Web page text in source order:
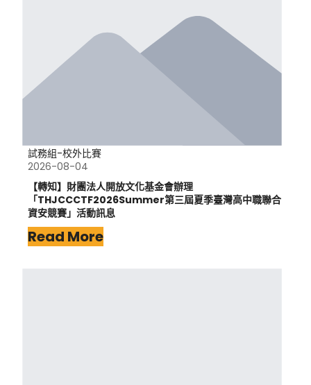
試務組-校外比賽
2026-08-04
【轉知】財團法人開放文化基金會辦理
「THJCCCTF2026Summer第三屆夏季臺灣高中職聯合
資安競賽」活動訊息
Read More